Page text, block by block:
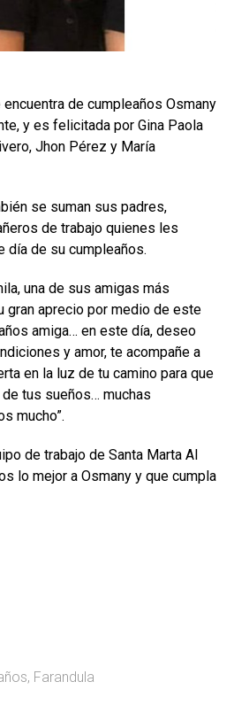
de cumpleaños Osmany
y es felicitada por Gina Paola
Jhon Pérez y María
se suman sus padres,
de trabajo quienes les
día de su cumpleaños.
una de sus amigas más
gran aprecio por medio de este
amiga… en este día, deseo
y amor, te acompañe a
en la luz de tu camino para que
tus sueños… muchas
mucho”.
de trabajo de Santa Marta Al
lo mejor a Osmany y que cumpla
, Farandula